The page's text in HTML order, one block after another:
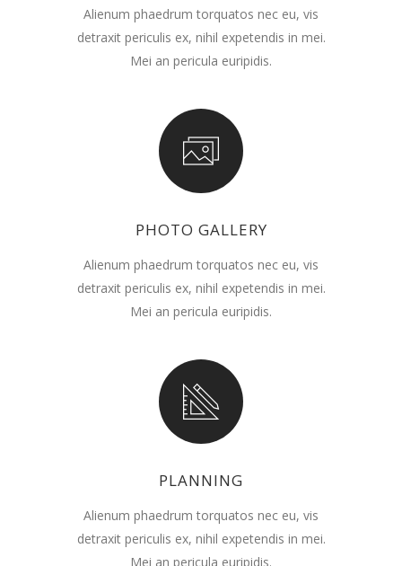
Alienum phaedrum torquatos nec eu, vis
detraxit periculis ex, nihil expetendis in mei.
Mei an pericula euripidis.
PHOTO GALLERY
Alienum phaedrum torquatos nec eu, vis
detraxit periculis ex, nihil expetendis in mei.
Mei an pericula euripidis.
PLANNING
Alienum phaedrum torquatos nec eu, vis
detraxit periculis ex, nihil expetendis in mei.
Mei an pericula euripidis.